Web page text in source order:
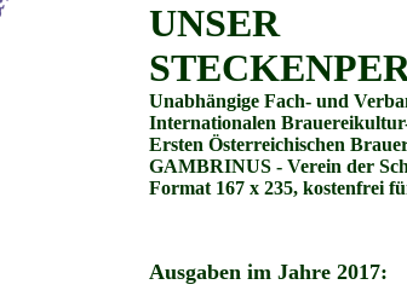
UNSER
Unabhängige Fach- und
Internationalen
Ersten Österreichischen
GAMBRINUS - Verein der
Format 167 x 235, kostenfrei
Ausgaben im Jahre 2017: